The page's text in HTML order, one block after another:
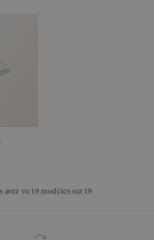
avez vu 19 modèles sur 19